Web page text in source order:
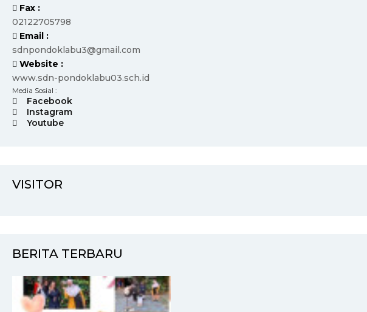
Fax :
02122705798
Email :
sdnpondoklabu3@gmail.com
Website :
www.sdn-pondoklabu03.sch.id
Media Sosial :
Facebook
Instagram
Youtube
VISITOR
BERITA TERBARU